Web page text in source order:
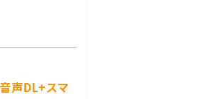
声DL+スマ